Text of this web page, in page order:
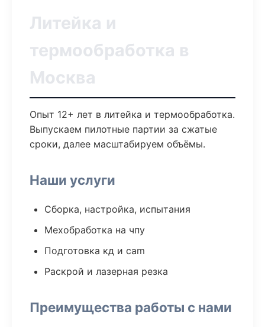
Литейка и
термообработка в
Москва
Опыт 12+ лет в литейка и термообработка.
Выпускаем пилотные партии за сжатые
сроки, далее масштабируем объёмы.
Наши услуги
Сборка, настройка, испытания
Мехобработка на чпу
Подготовка кд и cam
Раскрой и лазерная резка
Преимущества работы с нами